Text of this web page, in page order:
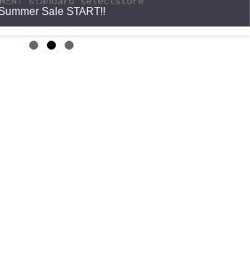
新作小物が目白押し!!